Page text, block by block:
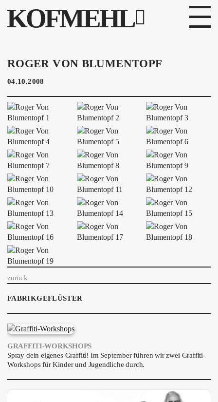
KOFMEHL
PROGRAMM
FABRIKGEFLÜSTER
GALERIE
FOTOGALERIE
PHOTOMAT
INFOS
KONTAKT
ÜBER UNS
GÖNNEREI
SHOP
MITMACHEN
ROGER VON BLUMENTOPF
04.10.2008
zurück
FABRIKGEFLÜSTER
GRAFFITI-WORKSHOPS
Spray dein eigenes Graffiti! Im September führen wir zwei Graffiti-
Workshops für Kinder und Jugendliche durch.